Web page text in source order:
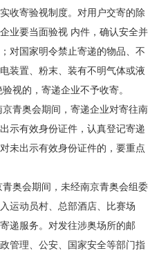
收寄验视制度。对用户交寄的除
业要当面验视 内件，确认安全并
对国家明令禁止寄递的物品、不
装置、粉末、装有不明气体或液
视的，寄递企业不予收寄。
奥会期间，寄递企业对寄往南
示有效身份证件，认真登记寄递
未出示有效身份证件的，要重点
会期间，未经南京青奥会组委
运动员村、总部酒店、比赛场
递服务。对发往涉奥场所的邮
管理、公安、国家安全等部门指